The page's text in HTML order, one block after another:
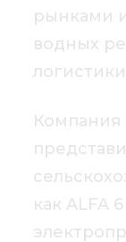
рынками
водных
Компания
как ALFA